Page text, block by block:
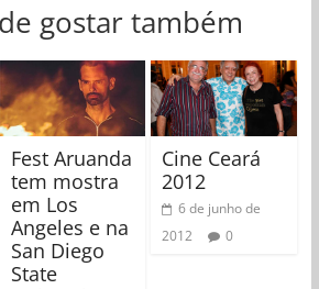
gostar também
Fest Aruanda
tem mostra
em Los
Angeles e na
San Diego
State
Cine Ceará
2012
6 de junho de
2012
0